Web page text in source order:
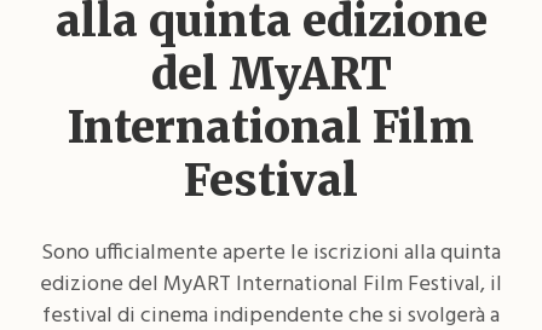
alla quinta edizione
del MyART
International Film
Festival
Sono ufficialmente aperte le iscrizioni alla quinta
edizione del MyART International Film Festival, il
festival di cinema indipendente che si svolgerà a